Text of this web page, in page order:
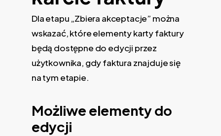
Dla etapu „Zbiera akceptacje” można
wskazać, które elementy karty faktury
będą dostępne do edycji przez
użytkownika, gdy faktura znajduje się
na tym etapie.
Możliwe elementy do
edycji